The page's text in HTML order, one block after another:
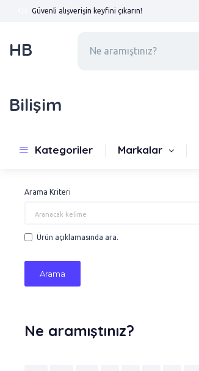
Güvenli alışverişin keyfini çıkarın!
HB
Bilişim
Kategoriler Markalar
Arama
Arama Kriteri
Ürün açıklamasında ara.
Ne aramıştınız?